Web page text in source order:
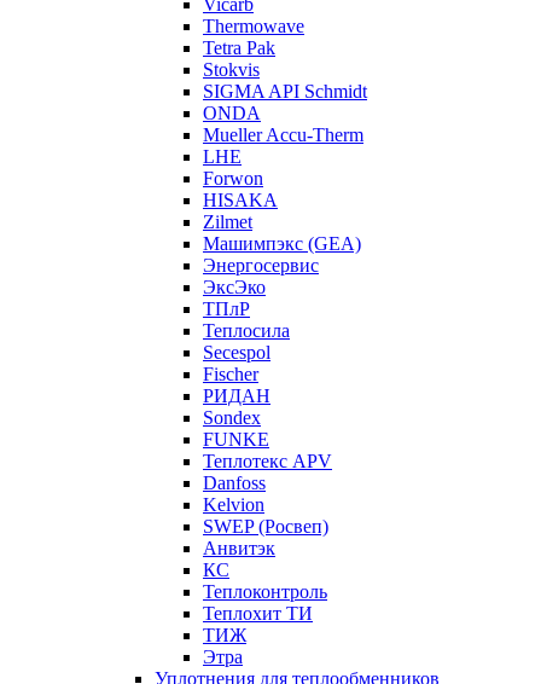
Vicarb
Thermowave
Tetra Pak
Stokvis
SIGMA API Schmidt
ONDA
Mueller Accu-Therm
LHE
Forwon
HISAKA
Zilmet
Машимпэкс (GEA)
Энергосервис
ЭксЭко
ТПлР
Теплосила
Secespol
Fischer
РИДАН
Sondex
FUNKE
Теплотекс APV
Danfoss
Kelvion
SWEP (Росвеп)
Анвитэк
КС
Теплоконтроль
Теплохит ТИ
ТИЖ
Этра
Уплотнения для теплообменников